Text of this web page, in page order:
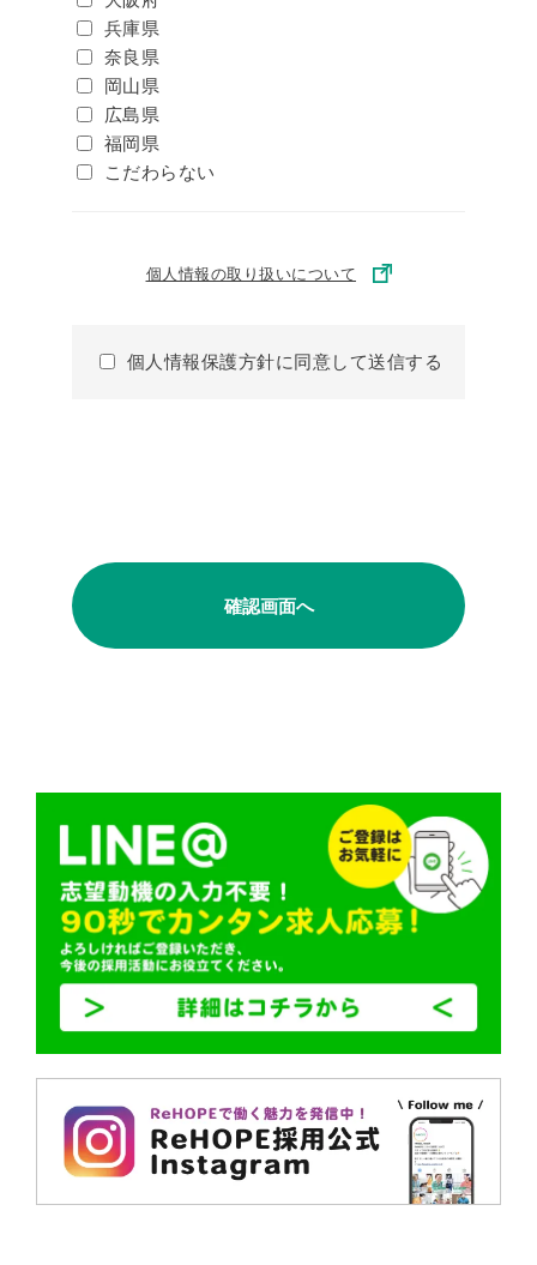
兵庫県
奈良県
岡山県
広島県
福岡県
こだわらない
個人情報の取り扱いについて
個人情報保護方針に同意して送信する